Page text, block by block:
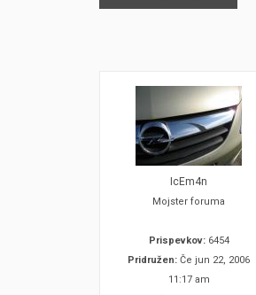
IcEm4n
Mojster foruma
Prispevkov:6454
Pridružen: Če jun 22, 2006
11:17 am